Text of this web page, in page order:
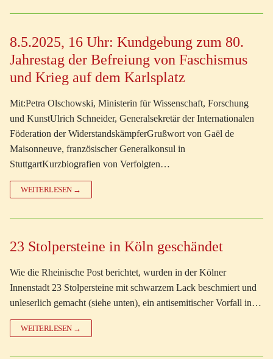
8.5.2025, 16 Uhr: Kundgebung zum 80.
Jahrestag der Befreiung von Faschismus
und Krieg auf dem Karlsplatz
Mit:Petra Olschowski, Ministerin für Wissenschaft, Forschung
und KunstUlrich Schneider, Generalsekretär der Internationalen
Föderation der WiderstandskämpferGrußwort von Gaël de
Maisonneuve, französischer Generalkonsul in
StuttgartKurzbiografien von Verfolgten…
WEITERLESEN →
23 Stolpersteine in Köln geschändet
Wie die Rheinische Post berichtet, wurden in der Kölner
Innenstadt 23 Stolpersteine mit schwarzem Lack beschmiert und
unleserlich gemacht (siehe unten), ein antisemitischer Vorfall in…
WEITERLESEN →